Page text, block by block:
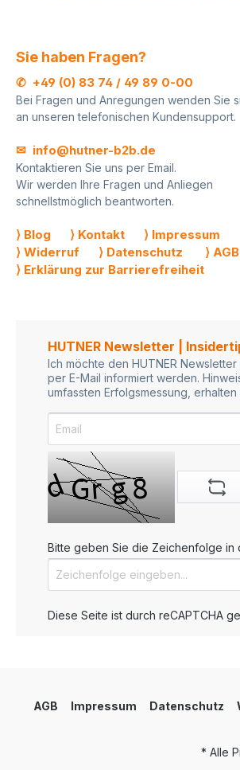
Sie haben Fragen?
✆ +49 (0) 83 74 / 49 89 0-00
Bei Fragen und Anregungen wenden Sie
an unseren telefonischen Kundensupport.
✉ info@hutner-b2b.de
Kontaktieren Sie uns per Email.
Wir werden Ihre Fragen und Anliegen
schnellstmöglich beantworten.
⟩ Blog ⟩ Kontakt
⟩ Impressum
⟩ Widerruf
⟩ Datenschutz
⟩ AGB
⟩ Erklärung zur Barrierefreiheit
HUTNER Newsletter |
Ich möchte den HUTNER
per E-Mail informiert werden.
umfassten Erfolgsmessung,
Bitte geben Sie die Zeichenfolge
Diese Seite ist durch reCAPTCHA
AGB Impressum Datenschutz
* Alle